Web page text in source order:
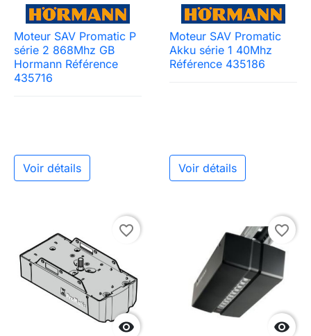
Moteur SAV Promatic P
série 2 868Mhz GB
Hormann Référence
435716
Voir détails
Moteur SAV Promatic
Akku série 1 40Mhz
Référence 435186
Voir détails

favorite_border

favorite_border